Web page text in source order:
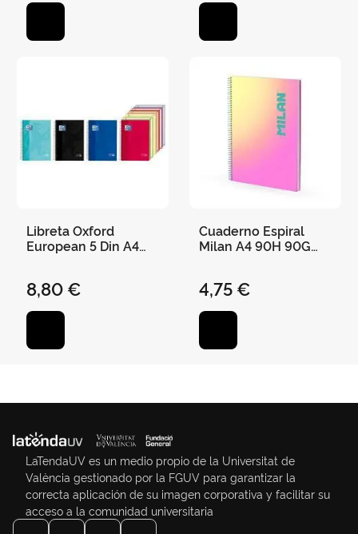
Libreta Oxford
European 5 Din A4
Separadoras
8,80 €
Cuaderno Espiral
Milan A4 90H 90G
4,75 €
LaTendaUV es un medio propio de la Universitat de
València gestionado por la FGUV para garantizar la
correcta aplicación de su imagen corporativa y facilitar su
acceso a la comunidad universitaria